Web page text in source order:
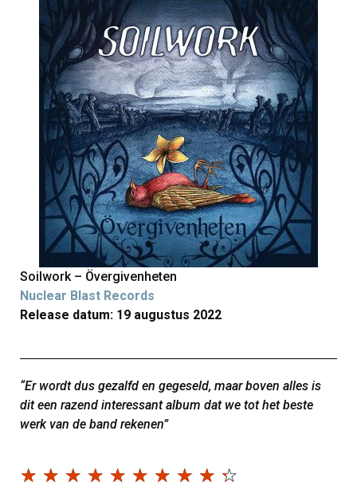
Soilwork – Övergivenheten
Nuclear Blast Records
Release datum: 19 augustus 2022
“Er wordt dus gezalfd en gegeseld, maar boven alles is
dit een razend interessant album dat we tot het beste
werk van de band rekenen”
☆ ☆ ☆ ☆ ☆ ☆ ☆ ☆ ☆ ☆